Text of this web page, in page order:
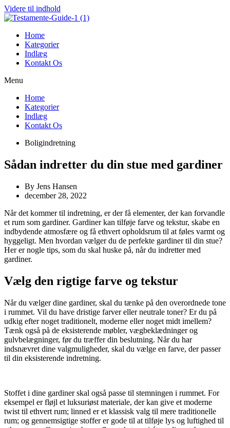
Videre til indhold
Home
Kategorier
Indlæg
Kontakt Os
Menu
Home
Kategorier
Indlæg
Kontakt Os
Boligindretning
Sådan indretter du din stue med gardiner
By Jens Hansen
december 28, 2022
Når det kommer til indretning, er der få elementer, der kan forvandle
et rum som gardiner. Gardiner kan tilføje farve og tekstur, skabe en
indbydende atmosfære og få ethvert opholdsrum til at føles varmt og
hyggeligt. Men hvordan vælger du de perfekte gardiner til din stue?
Her er nogle tips, som du skal huske på, når du indretter med
gardiner.
Vælg den rigtige farve og tekstur
Når du vælger dine gardiner, skal du tænke på den overordnede tone
i rummet. Vil du have dristige farver eller neutrale toner? Er du på
udkig efter noget traditionelt, moderne eller noget midt imellem?
Tænk også på de eksisterende møbler, vægbeklædninger og
gulvbelægninger, før du træffer din beslutning. Når du har
indsnævret dine valgmuligheder, skal du vælge en farve, der passer
til din eksisterende indretning.
Stoffet i dine gardiner skal også passe til stemningen i rummet. For
eksempel er fløjl et luksuriøst materiale, der kan give et moderne
twist til ethvert rum; linned er et klassisk valg til mere traditionelle
rum; og gennemsigtige stoffer er gode til at tilføje lys og luftighed til